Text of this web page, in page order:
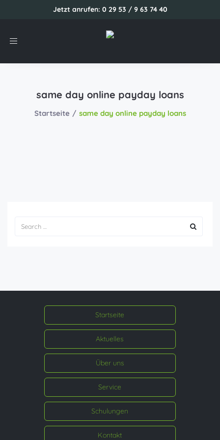
Jetzt anrufen: 0 29 53 / 9 63 74 40
Toggle
same day online payday loans
Startseite same day online payday loans
Startseite
Aktuelles
Über uns
Service
Schulungen
Kontakt